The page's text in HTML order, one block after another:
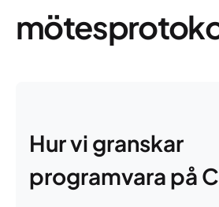
Hur vi granskar
programvara på